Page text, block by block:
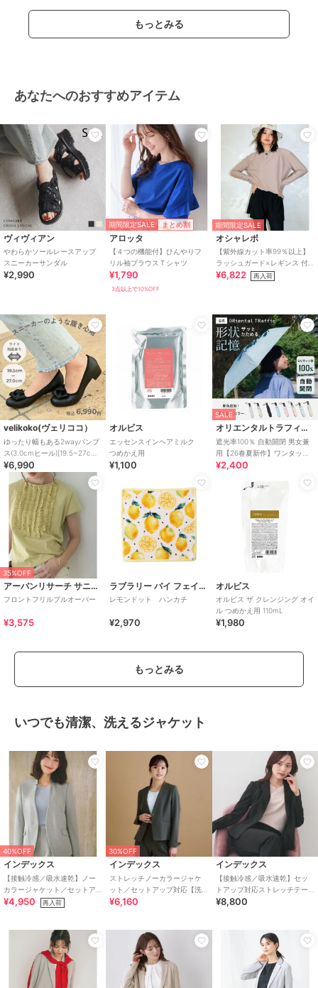
ノーカラーコート
レタン5%
裏地：ポリエステル100%
商品のお取り扱い方法
お手入れ 手洗い（水温30℃以下）
特徴
アウター・ジャケット・コート
布・キャンバス /ポリエステル素
材/無地/ショート丈/ S･7号以
下あり /
ライフスタイ
ル / ストレート / セレモニー・
入学式・卒業式
ポリエステル素
/ショート丈/
S･7号以
/洗える /ライフスタイ
ストレート /セレモニー・
入学式・卒業式
原産国 中国製
もっとみる
あなたへのおすすめアイテム
ヴィヴィアン
やわらかソールレースアップ
スニーカーサンダル
¥2,990
期間限定SALE まとめ割
アロッタ
【４つの機能付】ひんやりフ
リル袖ブラウスＴシャツ
¥1,790
3点以上で10%OFF
期間限定SALE
オシャレボ
【紫外線カット率99％以上】
ラッシュガード×レギンス 付
き タンキニ
¥6,822 再入荷
velikoko(ヴェリココ）
ゆったり幅もある2wayパンプ
ス(3.0cmヒール)[19.5~27cm]
ラクチンきれいシューズ
¥6,990
オルビス
エッセンスインヘアミルク
つめかえ用
¥1,100
SALE
オリエンタルトラフィック
遮光率100％ 自動開閉 男女兼
用【26春夏新作】ワンタッチ
晴雨兼用 折りたたみ傘 /G-
¥2,400
35%OFF
アーバンリサーチ サニーレーベル
フロントフリルプルオーバー
¥3,575
ラブラリー バイ フェイラー
レモンドット ハンカチ
¥2,970
オルビス
オルビス ザ クレンジング オイ
ル つめかえ用 110mL
¥1,980
もっとみる
いつでも清潔、洗えるジャケット
40%OFF
インデックス
【接触冷感／吸水速乾】ノー
カラージャケット／セットア
ップ対応可《洗える／防シワ
¥4,950 再入荷
30%OFF
インデックス
ストレッチノーカラージャケ
ット／セットアップ対応【洗
濯機洗い可／イージーアイロ
¥6,160
インデックス
【接触冷感／吸水速乾】セッ
トアップ対応ストレッチテー
ラードジャケット《イージー
¥8,800